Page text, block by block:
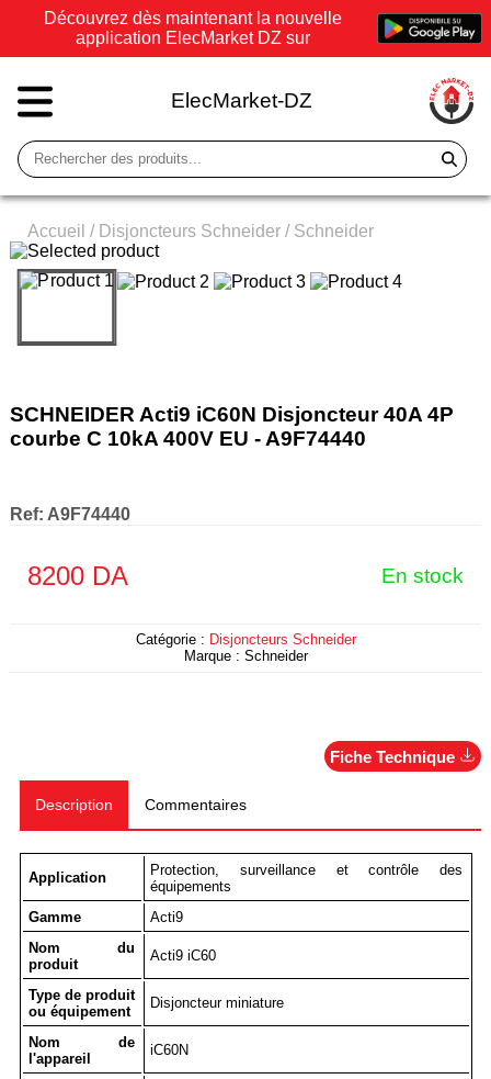
Découvrez dès maintenant la nouvelle
application ElecMarket DZ sur
ElecMarket-DZ
Accueil / Disjoncteurs Schneider/ Schneider
SCHNEIDER Acti9 iC60N Disjoncteur 40A 4P
courbe C 10kA 400V EU - A9F74440
Ref: A9F74440
8200DA En stock
Catégorie : Disjoncteurs Schneider
Marque : Schneider
Fiche Technique
Description Commentaires
Application
Protection, surveillance et contrôle des
équipements
Gamme
Acti9
Nom du
produit
Acti9 iC60
Type de produit
ou équipement
Disjoncteur miniature
Nom de
l'appareil
iC60N